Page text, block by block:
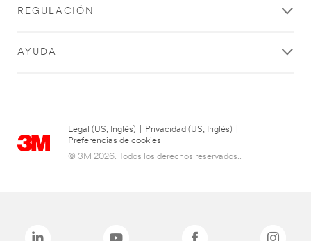
REGULACIÓN
AYUDA
Legal (US, Inglés) Privacidad (US, Inglés)
Preferencias de cookies
© 3M 2026. Todos los derechos reservados..